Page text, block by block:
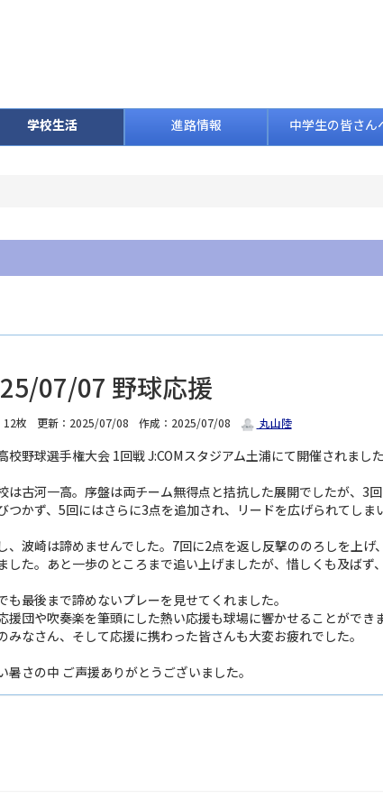
学校生活 進路情報 中学生の皆さん
07/07 野球応援
12枚 更新：2025/07/08 作成：2025/07/08 丸山陸
校野球選手権大会 1回戦 J:COMスタジアム土浦にて開催されました
は古河一高。序盤は両チーム無得点と拮抗した展開でしたが、3
つかず、5回にはさらに3点を追加され、リードを広げられてしま
、波崎は諦めませんでした。7回に2点を返し反撃ののろしを上
した。あと一歩のところまで追い上げましたが、惜しくも及ばず
も最後まで諦めないプレーを見せてくれました。
援団や吹奏楽を筆頭にした熱い応援も球場に響かせることができ
みなさん、そして応援に携わった皆さんも大変お疲れでした。
暑さの中 ご声援ありがとうございました。